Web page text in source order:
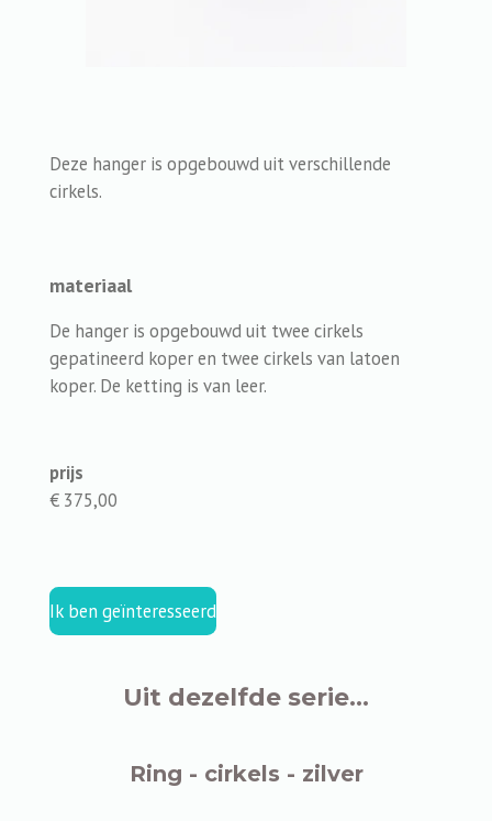
Deze hanger is opgebouwd uit verschillende
cirkels.
materiaal
De hanger is opgebouwd uit twee cirkels
gepatineerd koper en twee cirkels van latoen
koper. De ketting is van leer.
prijs
€ 375,00
Ik ben geïnteresseerd
Uit dezelfde serie...
Ring - cirkels - zilver